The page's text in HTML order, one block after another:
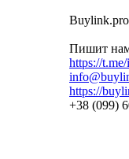
Buylink.pro
Пишит
https://
https://
+38 (099)